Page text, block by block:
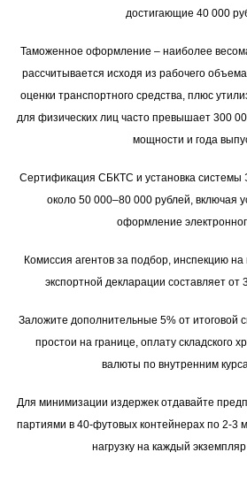
достигающие 40 000
Таможенное оформление – наиболее
рассчитывается исходя из рабочего
оценки транспортного средства, плюс
для физических лиц часто превышает 300
мощности и года
Сертификация СБКТС и установка
около 50 000–80 000 рублей, включая
оформление
Комиссия агентов за подбор, инспекцию
экспортной декларации составляет от
Заложите дополнительные 5% от итоговой
простои на границе, оплату складского
валюты по внутренним
Для минимизации издержек отдавайте
партиями в 40-футовых контейнерах по 2-3
нагрузку на каждый